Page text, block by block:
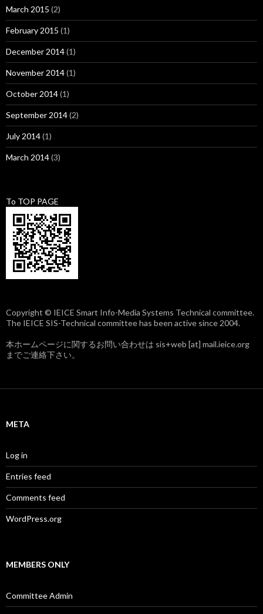
March 2015 (2)
February 2015 (1)
December 2014(1)
November 2014(1)
October 2014(1)
September 2014(2)
July 2014(1)
March 2014(3)
To TOP PAGE
Copyright © IEICE Smart Info-Media Systems Technical committee.
The IEICE SIS-Technical committee has been active since 2004.
本ホームページに関するお問い合わせは sis+web [at] mail.ieice.org
までご連絡下さい。
META
Log in
Entries feed
Comments feed
WordPress.org
MEMBERS ONLY
Committee Admin